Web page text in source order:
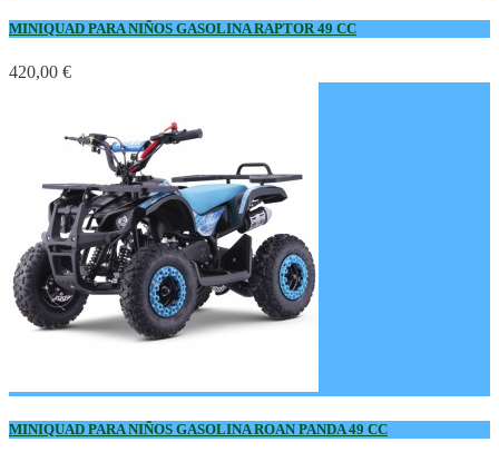
MINIQUAD PARA NIÑOS GASOLINA RAPTOR 49 CC
420,00 €
MINIQUAD PARA NIÑOS GASOLINA ROAN PANDA 49 CC